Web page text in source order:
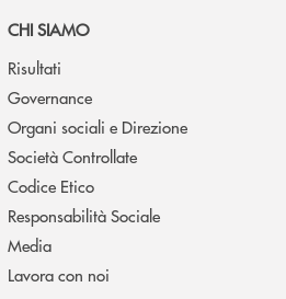
CHI SIAMO
Risultati
Governance
Organi sociali e Direzione
Società Controllate
Codice Etico
Responsabilità Sociale
Media
Lavora con noi